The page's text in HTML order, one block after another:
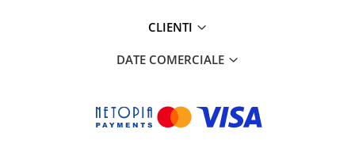
CLIENTI
DATE COMERCIALE